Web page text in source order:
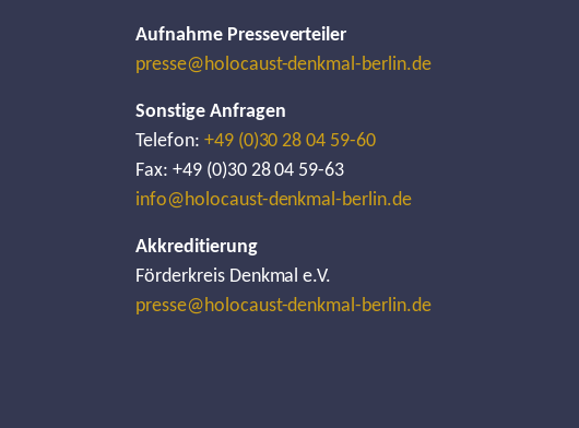
Aufnahme Presseverteiler
presse@holocaust-denkmal-berlin.de
Sonstige Anfragen
Telefon: +49 (0)30 28 04 59-60
Fax: +49 (0)30 28 04 59-63
info@holocaust-denkmal-berlin.de
Akkreditierung
Förderkreis Denkmal e.V.
presse@holocaust-denkmal-berlin.de